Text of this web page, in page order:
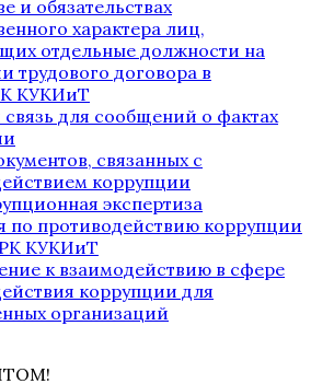
и обязательствах
характера лиц,
отдельные должности на
трудового договора в
КУКИиТ
связь для сообщений о фактах
связанных с
коррупции
экспертиза
по противодействию коррупции
КУКИиТ
к взаимодействию в сфере
коррупции для
организаций